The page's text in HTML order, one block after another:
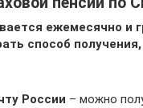
ежемесячно и
способ
России – можно